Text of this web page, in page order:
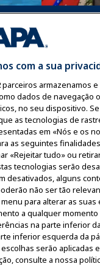
Junte-se
Carreiras
Proteção
com a sua
parceiros armazenamos e
dados de navegação
no seu dispositivo.
as tecnologias de
em «Nós e os
as seguintes
«Rejeitar tudo» ou
tecnologias serão
desativados, alguns
não ser tão
para alterar as suas
a qualquer momento
na parte inferior
inferior esquerda da
serão aplicadas
consulte a nossa